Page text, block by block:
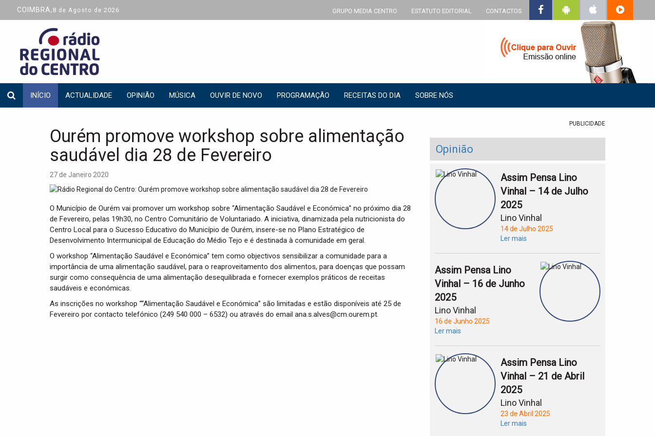
COIMBRA, 8 de Agosto de 2026 GRUPO MEDIA CENTRO ESTATUTO EDITORIAL CONTACTOS
INÍCIO ACTUALIDADE OPINIÃO MÚSICA OUVIR DE NOVO PROGRAMAÇÃO RECEITAS DO DIA SOBRE NÓS
Ourém promove workshop sobre alimentação
saudável dia 28 de Fevereiro
27 de Janeiro 2020
O Município de Ourém vai promover um workshop sobre “Alimentação Saudável e Económica” no próximo dia 28
de Fevereiro, pelas 19h30, no Centro Comunitário de Voluntariado. A iniciativa, dinamizada pela nutricionista do
Centro Local para o Sucesso Educativo do Município de Ourém, insere-se no Plano Estratégico de
Desenvolvimento Intermunicipal de Educação do Médio Tejo e é destinada à comunidade em geral.
O workshop “Alimentação Saudável e Económica” tem como objectivos sensibilizar a comunidade para a
importância de uma alimentação saudável, para o reaproveitamento dos alimentos, para doenças que possam
surgir como consequência de uma alimentação desequilibrada e fornecer exemplos práticos de receitas
saudáveis e económicas.
As inscrições no workshop ““Alimentação Saudável e Económica” são limitadas e estão disponíveis até 25 de
Fevereiro por contacto telefónico (249 540 000 – 6532) ou através do email ana.s.alves@cm.ourem.pt.
PUBLICIDADE
Opinião
Assim Pensa Lino
Vinhal – 14 de Julho
2025
Lino Vinhal
14 de Julho 2025
Ler mais
Assim Pensa Lino
Vinhal – 16 de Junho
2025
Lino Vinhal
16 de Junho 2025
Ler mais
Assim Pensa Lino
Vinhal – 21 de Abril
2025
Lino Vinhal
23 de Abril 2025
Ler mais